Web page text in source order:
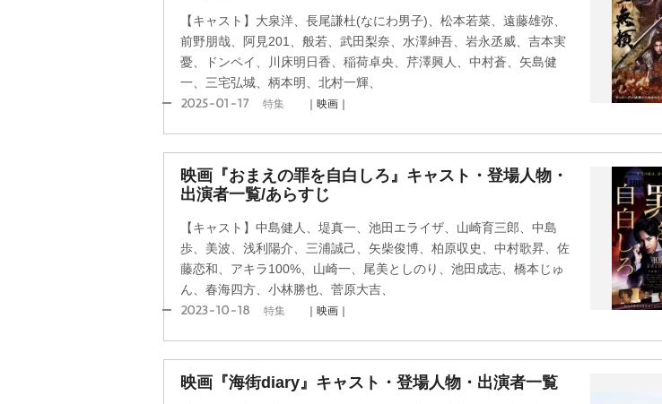
【キャスト】大泉洋、長尾謙杜(なにわ男子)、松本若菜、遠藤雄弥、
前野朋哉、阿見201、般若、武田梨奈、水澤紳吾、岩永丞威、吉本実
憂、ドンペイ、川床明日香、稲荷卓央、芹澤興人、中村蒼、矢島健
一、三宅弘城、柄本明、北村一輝、
2025-01-17 特集 ｜映画｜
映画『おまえの罪を自白しろ』キャスト・登場人物・
出演者一覧/あらすじ
【キャスト】中島健人、堤真一、池田エライザ、山崎育三郎、中島
歩、美波、浅利陽介、三浦誠己、矢柴俊博、柏原収史、中村歌昇、佐
藤恋和、アキラ100%、山崎一、尾美としのり、池田成志、橋本じゅ
ん、春海四方、小林勝也、菅原大吉、
2023-10-18 特集 ｜映画｜
映画『海街diary』キャスト・登場人物・出演者一覧